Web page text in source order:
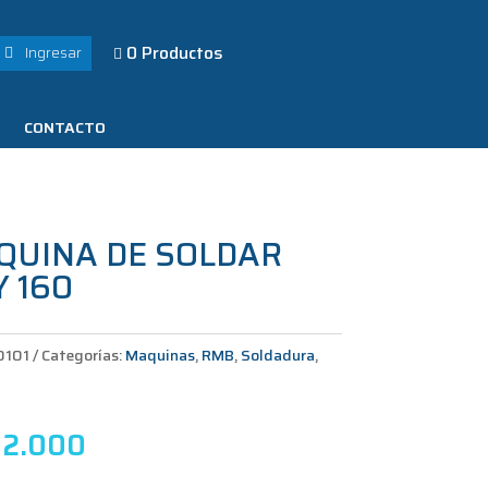
Ingresar  0 Productos
CONTACTO
DE SOLDAR
160
Categorías:Maquinas,RMB,Soldadura,